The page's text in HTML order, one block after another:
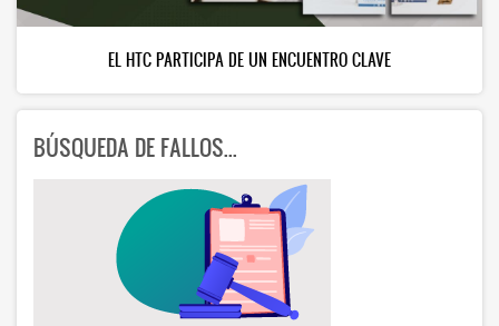
PARTICIPA DE UN ENCUENTRO CLAVE
BÚSQUEDA DE FALLOS...